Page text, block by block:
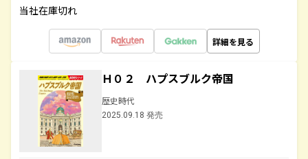
当社在庫切れ
詳細を見る
Ｈ０２ ハプスブルク帝国
歴史時代
2025.09.18 発売